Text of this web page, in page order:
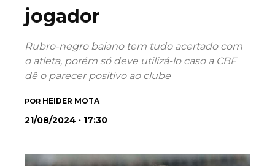
jogador
Rubro-negro baiano tem tudo acertado com
o atleta, porém só deve utilizá-lo caso a CBF
dê o parecer positivo ao clube
POR HEIDER MOTA
21/08/2024 · 17:30